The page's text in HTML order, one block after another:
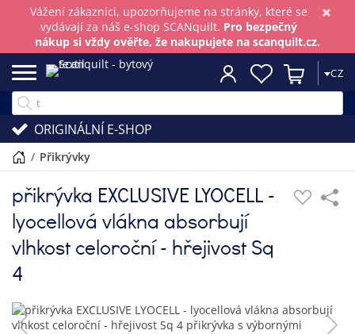
×
Vážení zákazníci, upozorňujeme na stránky, které se
vydávají za náš e-shop SCANquilt. Pro bezpečný
nákup si vždy ověřte, že nakupujete na scanquilt.cz.
CZ
ORIGINÁLNÍ E-SHOP
/ přikrývky
přikrývka EXCLUSIVE LYOCELL -
lyocellová vlákna absorbují
vlhkost celoroční - hřejivost Sq
4